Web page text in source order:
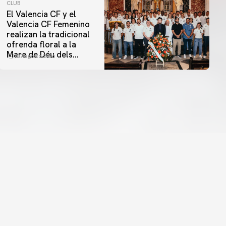
CLUB
El Valencia CF y el
Valencia CF Femenino
realizan la tradicional
ofrenda floral a la
Mare de Déu dels
07 agosto 2026